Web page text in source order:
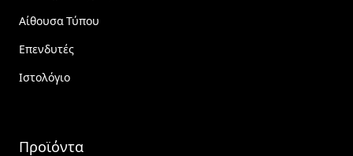
Αίθουσα Τύπου
Επενδυτές
Ιστολόγιο
Προϊόντα